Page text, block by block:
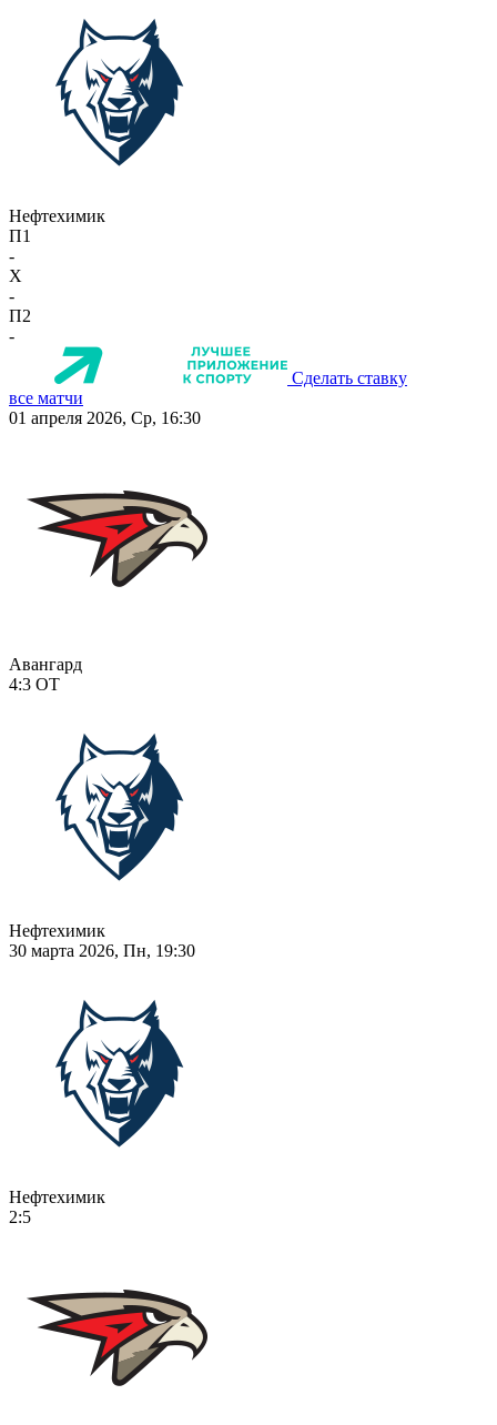
Нефтехимик
П1
-
X
-
П2
-
Сделать ставку
все матчи
01 апреля 2026, Ср, 16:30
Авангард
4:3 ОТ
Нефтехимик
30 марта 2026, Пн, 19:30
Нефтехимик
2:5